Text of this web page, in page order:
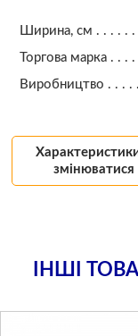
Ширина, см
Торгова марка
Виробництво
ІНШІ